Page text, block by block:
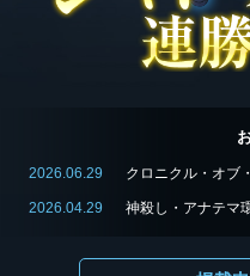
2026.06.29 クロニクル・オブ
2026.04.29 神殺し・アナテマ